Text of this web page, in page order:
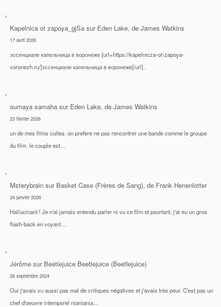
Kapelnica ot zapoya_gjSa sur Eden Lake, de James Watkins
17 avril 2026
эссенциале капельница в воронеже [url=https://kapelnicza-ot-zapoya-
voronezh.ru/]эссенциале капельница в воронеже[/url] .
oumaya samaha sur Eden Lake, de James Watkins
23 février 2026
un de mes films cultes. on prefere ne pas rencontrer une bande comme le groupe
du film. le couple est…
Msterybrain sur Basket Case (Frères de Sang), de Frank Henenlotter
24 janvier 2026
Hallucinant ! Je n'ai jamais entendu parler ni vu ce film et pourtant, j'ai eu un gros
flash-back en voyant…
Jérôme sur Beetlejuice Beetlejuice (Beetlejuice)
26 septembre 2024
Oui j'avais vu aussi pas mal de critiques négatives et j'avais très peur. C'est pas un
chef d'oeuvre intemporel nianiania…